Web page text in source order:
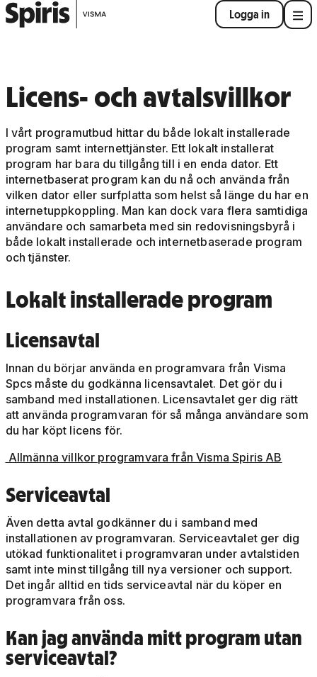
Logga in
Licens- och avtalsvillkor
I vårt programutbud hittar du både lokalt installerade
program samt internettjänster. Ett lokalt installerat
program har bara du tillgång till i en enda dator. Ett
internetbaserat program kan du nå och använda från
vilken dator eller surfplatta som helst så länge du har en
internetuppkoppling. Man kan dock vara flera samtidiga
användare och samarbeta med sin redovisningsbyrå i
både lokalt installerade och internetbaserade program
och tjänster.
Lokalt installerade program
Licensavtal
Innan du börjar använda en programvara från Visma
Spcs måste du godkänna licensavtalet. Det gör du i
samband med installationen. Licensavtalet ger dig rätt
att använda programvaran för så många användare som
du har köpt licens för.
Allmänna villkor programvara från Visma Spiris AB
Serviceavtal
Även detta avtal godkänner du i samband med
installationen av programvaran. Serviceavtalet ger dig
utökad funktionalitet i programvaran under avtalstiden
samt inte minst tillgång till nya versioner och support.
Det ingår alltid en tids serviceavtal när du köper en
programvara från oss.
Kan jag använda mitt program utan
serviceavtal?